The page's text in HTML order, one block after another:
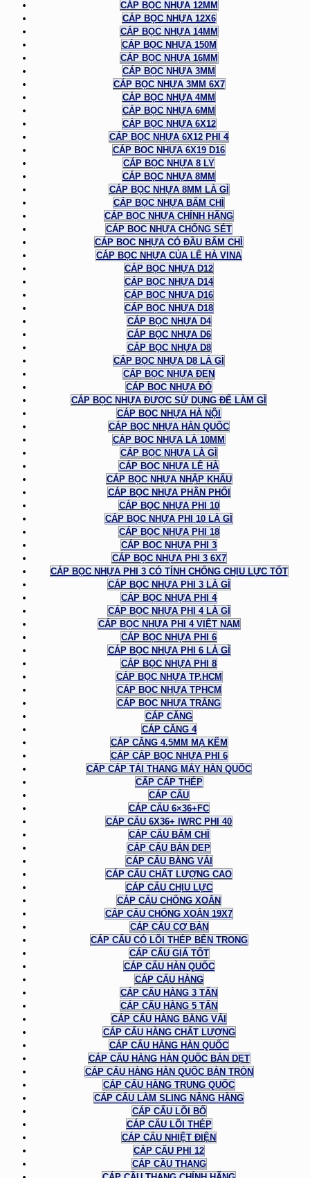
CÁP BỌC NHỰA 12MM
CÁP BỌC NHỰA 12X6
CÁP BỌC NHỰA 14MM
CÁP BỌC NHỰA 150M
CÁP BỌC NHỰA 16MM
CÁP BỌC NHỰA 3MM
CÁP BỌC NHỰA 3MM 6X7
CÁP BỌC NHỰA 4MM
CÁP BỌC NHỰA 6MM
CÁP BỌC NHỰA 6X12
CÁP BỌC NHỰA 6X12 PHI 4
CÁP BỌC NHỰA 6X19 D16
CÁP BỌC NHỰA 8 LY
CÁP BỌC NHỰA 8MM
CÁP BỌC NHỰA 8MM LÀ GÌ
CÁP BỌC NHỰA BẤM CHÌ
CÁP BỌC NHỰA CHÍNH HÃNG
CÁP BỌC NHỰA CHỐNG SÉT
CÁP BỌC NHỰA CÓ ĐẦU BẤM CHÌ
CÁP BỌC NHỰA CỦA LÊ HÀ VINA
CÁP BỌC NHỰA D12
CÁP BỌC NHỰA D14
CÁP BỌC NHỰA D16
CÁP BỌC NHỰA D18
CÁP BỌC NHỰA D4
CÁP BỌC NHỰA D6
CÁP BỌC NHỰA D8
CÁP BỌC NHỰA D8 LÀ GÌ
CÁP BỌC NHỰA ĐEN
CÁP BỌC NHỰA ĐỎ
CÁP BỌC NHỰA ĐƯỢC SỬ DỤNG ĐỂ LÀM GÌ
CÁP BỌC NHỰA HÀ NỘI
CÁP BỌC NHỰA HÀN QUỐC
CÁP BỌC NHỰA LÀ 10MM
CÁP BỌC NHỰA LÀ GÌ
CÁP BỌC NHỰA LÊ HÀ
CÁP BỌC NHỰA NHẬP KHẨU
CÁP BỌC NHỰA PHÂN PHỐI
CÁP BỌC NHỰA PHI 10
CÁP BỌC NHỰA PHI 10 LÀ GÌ
CÁP BỌC NHỰA PHI 18
CÁP BỌC NHỰA PHI 3
CÁP BỌC NHỰA PHI 3 6X7
CÁP BỌC NHỰA PHI 3 CÓ TÍNH CHỐNG CHỊU LỰC TỐT
CÁP BỌC NHỰA PHI 3 LÀ GÌ
CÁP BỌC NHỰA PHI 4
CÁP BỌC NHỰA PHI 4 LÀ GÌ
CÁP BỌC NHỰA PHI 4 VIỆT NAM
CÁP BỌC NHỰA PHI 6
CÁP BỌC NHỰA PHI 6 LÀ GÌ
CÁP BỌC NHỰA PHI 8
CÁP BỌC NHỰA TP.HCM
CÁP BỌC NHỰA TPHCM
CÁP BỌC NHỰA TRẮNG
CÁP CĂNG
CÁP CĂNG 4
CÁP CĂNG 4.5MM MẠ KẼM
CÁP CÁP BỌC NHỰA PHI 6
CẤP CÁP TẢI THANG MÁY HÀN QUỐC
CẤP CÁP THÉP
CÁP CẨU
CÁP CẨU 6×36+FC
CÁP CẨU 6X36+ IWRC PHI 40
CÁP CẨU BẤM CHÌ
CÁP CẨU BẢN DẸP
CÁP CẨU BẰNG VẢI
CÁP CẨU CHẤT LƯỢNG CAO
CÁP CẨU CHỊU LỰC
CÁP CẨU CHỐNG XOẮN
CÁP CẨU CHỐNG XOẮN 19X7
CÁP CẨU CƠ BẢN
CÁP CẨU CÓ LÕI THÉP BÊN TRONG
CÁP CẨU GIÁ TỐT
CÁP CẨU HÀN QUỐC
CÁP CẨU HÀNG
CÁP CẨU HÀNG 3 TẤN
CÁP CẨU HÀNG 5 TẤN
CÁP CẨU HÀNG BẰNG VẢI
CÁP CẨU HÀNG CHẤT LƯỢNG
CÁP CẨU HÀNG HÀN QUỐC
CÁP CẨU HÀNG HÀN QUỐC BẢN DẸT
CÁP CẨU HÀNG HÀN QUỐC BẢN TRÒN
CÁP CẨU HÀNG TRUNG QUỐC
CÁP CẨU LÀM SLING NÂNG HÀNG
CÁP CẨU LÕI BỐ
CÁP CẨU LÕI THÉP
CÁP CẨU NHIỆT ĐIỆN
CÁP CẨU PHI 12
CÁP CẦU THANG